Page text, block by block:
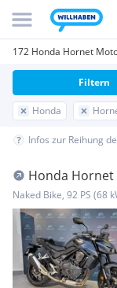
172 Honda Hornet
Honda
Filtern
Infos zur Reihung
Honda Hornet
Naked Bike, 92 PS (68